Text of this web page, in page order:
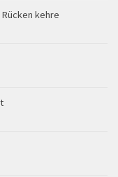
kehre